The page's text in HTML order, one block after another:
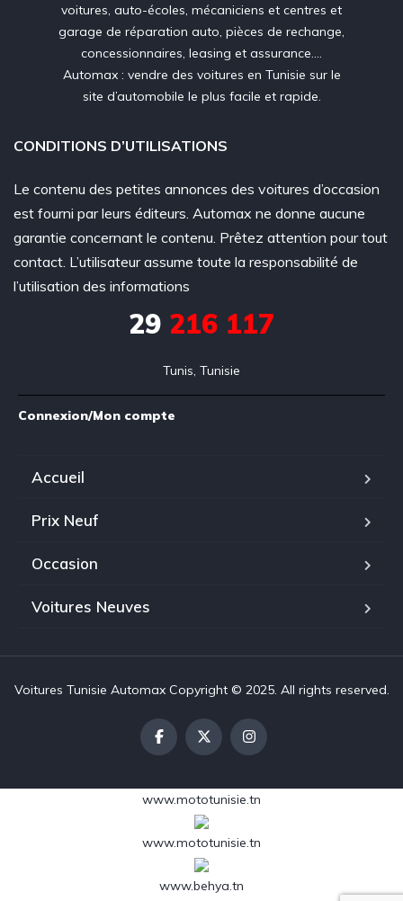
voitures, auto-écoles, mécaniciens et centres et
garage de réparation auto, pièces de rechange,
concessionnaires, leasing et assurance….
Automax : vendre des voitures en Tunisie sur le
site d’automobile le plus facile et rapide.
CONDITIONS D’UTILISATIONS
Le contenu des petites annonces des voitures d’occasion
est fourni par leurs éditeurs. Automax ne donne aucune
garantie concernant le contenu. Prêtez attention pour tout
contact. L’utilisateur assume toute la responsabilité de
l’utilisation des informations
29 216 117
Tunis, Tunisie
Connexion/Mon compte
Accueil
Prix Neuf
Occasion
Voitures Neuves
Voitures Tunisie Automax Copyright © 2025. All rights reserved.
www.mototunisie.tn
www.mototunisie.tn
www.behya.tn